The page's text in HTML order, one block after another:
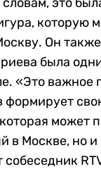
которую
Он
была
«Это важное
формирует
может
в Москве, но